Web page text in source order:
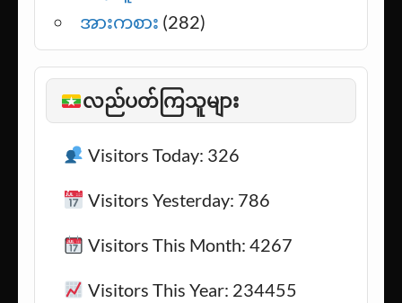
အားကစား (282)
လည်ပတ်ကြသူများ
Visitors Today: 326
Visitors Yesterday: 786
Visitors This Month: 4267
Visitors This Year: 234455